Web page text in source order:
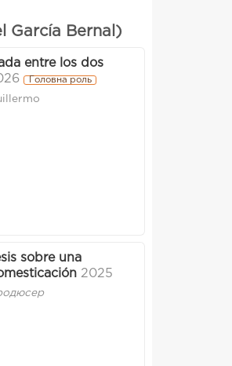
García Bernal)
entre los dos
Головна роль
sobre una
2025